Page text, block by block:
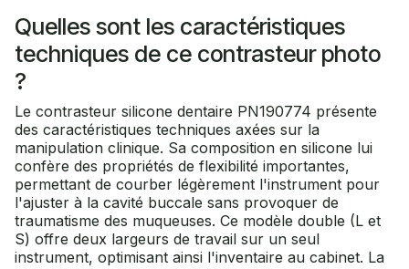
Quelles sont les caractéristiques
techniques de ce contrasteur photo
?
Le contrasteur silicone dentaire PN190774 présente
des caractéristiques techniques axées sur la
manipulation clinique. Sa composition en silicone lui
confère des propriétés de flexibilité importantes,
permettant de courber légèrement l'instrument pour
l'ajuster à la cavité buccale sans provoquer de
traumatisme des muqueuses. Ce modèle double (L et
S) offre deux largeurs de travail sur un seul
instrument, optimisant ainsi l'inventaire au cabinet. La